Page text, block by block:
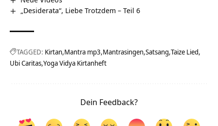
„Desiderata“, Liebe Trotzdem – Teil 6
TAGGED: Kirtan Mantra mp3 Mantrasingen Satsang Taize Lied
Ubi Caritas Yoga Vidya Kirtanheft
Dein Feedback?